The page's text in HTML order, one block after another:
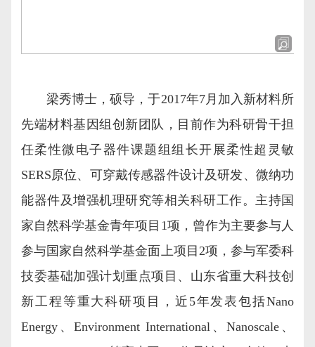
梁秀博士，硕导，于2017年7月加入新材料所
先端材料基因组创新团队，目前作为科研骨干担
任柔性微电子器件课题组组长开展柔性超灵敏
SERS原位、可穿戴传感器件设计及研发、微纳功
能器件及增强机理研究等相关科研工作。主持国
家自然科学基金青年项目1项，曾作为主要参与人
参与国家自然科学基金面上项目2项，参与军委科
技委基础加强计划重点项目、山东省重大科技创
新工程等重大科研项目，近5年发表包括Nano
Energy、Environment International、Nanoscale、